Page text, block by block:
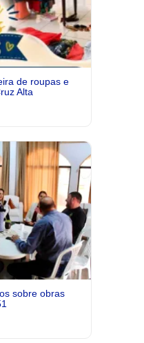
de roupas e
Alta
sobre obras